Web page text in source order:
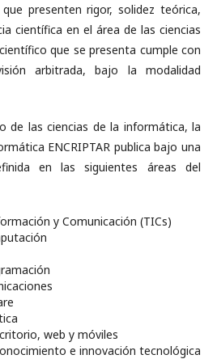
presenten rigor, solidez teórica,
científica en el área de las ciencias
que se presenta cumple con
arbitrada, bajo la modalidad
de las ciencias de la informática, la
ENCRIPTAR publica bajo una
en las siguientes áreas del
y Comunicación (TICs)
web y móviles
e innovación tecnológica